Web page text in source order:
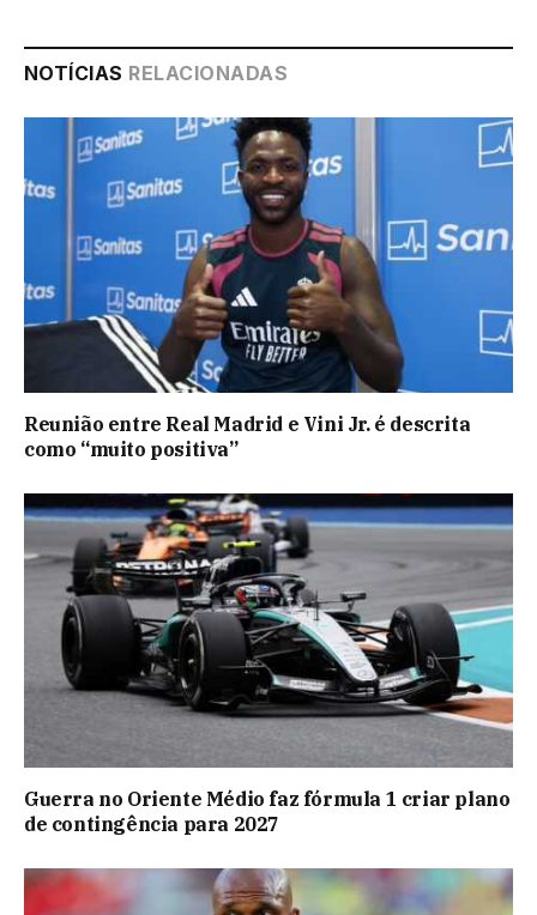
NOTÍCIAS RELACIONADAS
Reunião entre Real Madrid e Vini Jr. é descrita
como “muito positiva”
Guerra no Oriente Médio faz fórmula 1 criar plano
de contingência para 2027